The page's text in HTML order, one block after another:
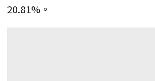
20.81%。